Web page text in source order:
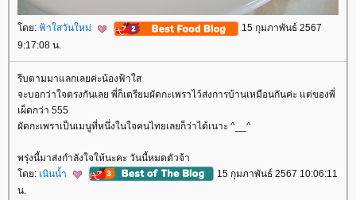
ดย: ฟ้าใสวันใหม่
15 กุมภาพันธ์ 2567
9:17:08 น.
รีบตามมาแลกเลยค่ะน้องฟ้าใส
จะบอกว่าใจตรงกันเลย พี่ก็เตรียมผัดกะเพราไว้ส่งการบ้านเหมือนกันค่ะ แต่ของพี่
เผ็ดกว่า 555
ผัดกะเพราเป็นเมนูที่หนึ่งในใจคนไทยเลยก็ว่าได้เนาะ ^__^
พรุ่งนี้มาส่งกำลังใจให้นะคะ วันนี้หมดตัวจ้า
ดย: เนินน้ำ
15 กุมภาพันธ์ 2567 10:06:11
น.